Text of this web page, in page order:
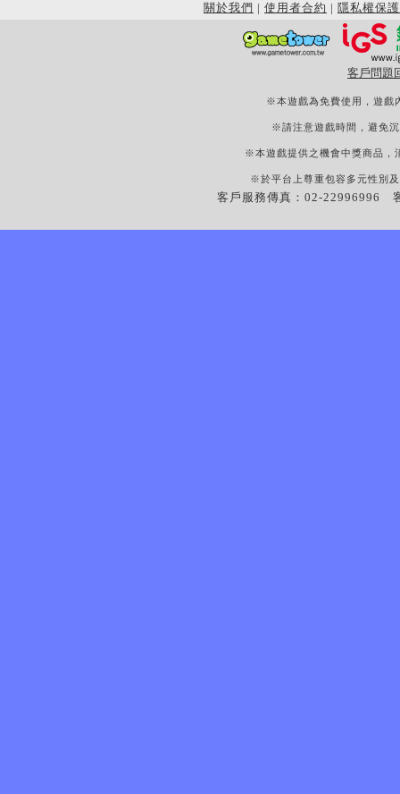
關於我們 | 使用者合約 | 隱私權保護
客戶問題
※本遊戲為免費使用，遊戲
※請注意遊戲時間，避免
※本遊戲提供之機會中獎商品，
※於平台上尊重包容多元性別
客戶服務傳真：02-22996996